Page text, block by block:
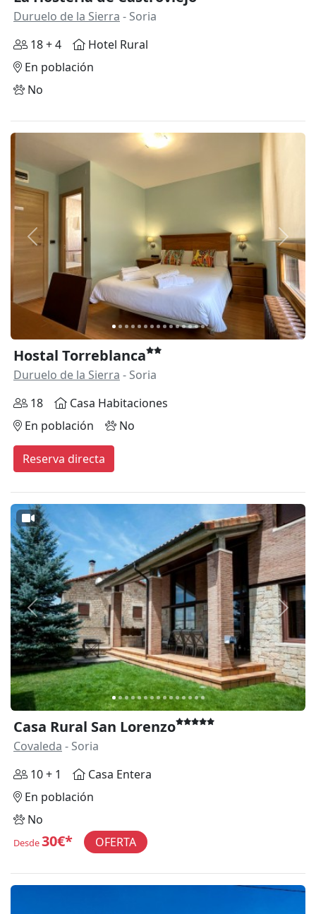
Duruelo de la Sierra - Soria
18 + 4
Hotel Rural
En población
No
Anterior
Hostal Torreblanca
Duruelo de la Sierra - Soria
18
Casa Habitaciones
En población
No
Reserva directa
Anterior
Casa Rural San Lorenzo
Covaleda - Soria
10 + 1
Casa Entera
En población
No
Desde30€* OFERTA